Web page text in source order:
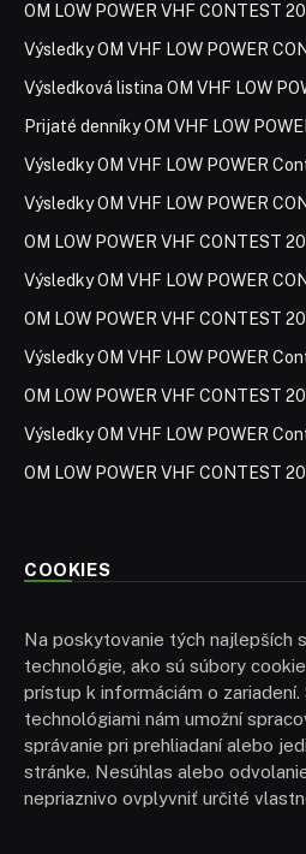
OM LOW POWER VHF CONTEST
Výsledky OM VHF LOW POWER
Výsledková listina OM VHF LOW
Prijaté denníky OM VHF LOW
Výsledky OM VHF LOW POWER
Výsledky OM VHF LOW POWER
OM LOW POWER VHF CONTEST
Výsledky OM VHF LOW POWER
OM LOW POWER VHF CONTEST
Výsledky OM VHF LOW POWER
OM LOW POWER VHF CONTEST
Výsledky OM VHF LOW POWER
OM LOW POWER VHF CONTEST
COOKIES
Na poskytovanie tých najlepších
technológie, ako sú súbory
prístup k informáciám o
technológiami nám umožní
správanie pri prehliadaní alebo
stránke. Nesúhlas alebo
nepriaznivo ovplyvniť určité